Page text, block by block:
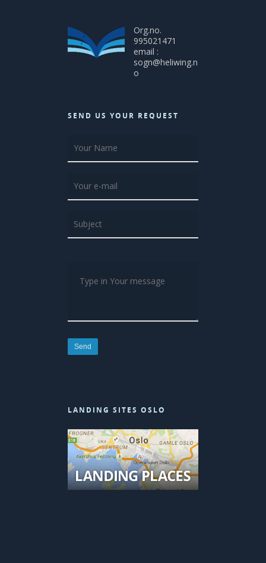
Org.no.
995021471
email :
sogn@heliwing.n
o
SEND US YOUR REQUEST
LANDING SITES OSLO